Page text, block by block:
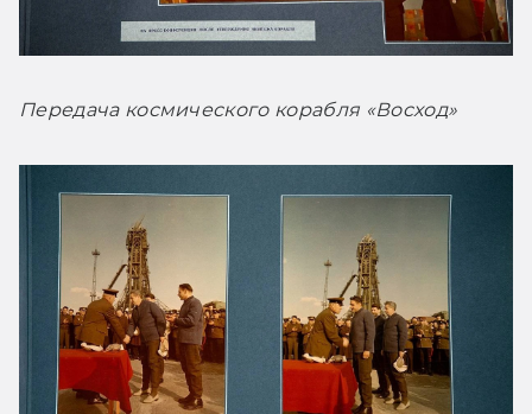
Передача космического корабля «Восход»